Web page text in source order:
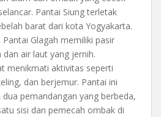
Pantai Siung terletak
barat dari kota Yogyakarta.
. Pantai Glagah memiliki pasir
air laut yang jernih.
menikmati aktivitas seperti
dan berjemur. Pantai ini
pemandangan yang berbeda,
sisi dan pemecah ombak di